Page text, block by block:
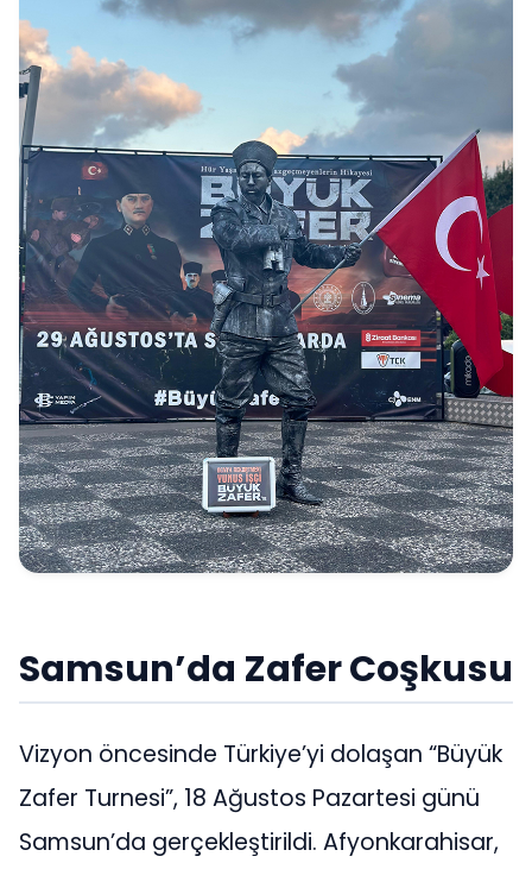
Samsun’da Zafer Coşkusu
Vizyon öncesinde Türkiye’yi dolaşan “Büyük
Zafer Turnesi”, 18 Ağustos Pazartesi günü
Samsun’da gerçekleştirildi. Afyonkarahisar,